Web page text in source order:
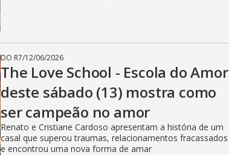
DO R7/12/06/2026
The Love School - Escola do Amor
deste sábado (13) mostra como
ser campeão no amor
Renato e Cristiane Cardoso apresentam a história de um
casal que superou traumas, relacionamentos fracassados
e encontrou uma nova forma de amar